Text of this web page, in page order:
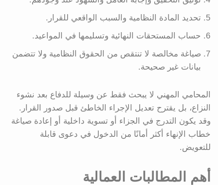
تحديد المادة النظامية والسبب الواقعي للقرار.
حساب المستحقات النهائية وتسليمها في المواعيد.
صياغة مخالصة لا تنتقص من الحقوق النظامية ولا تتضمن
بيانات غير صحيحة.
المحامي المهني لا يبحث فقط عن وسيلة للدفاع بعد نشوء
النزاع، بل يقترح تعديل الإجراء الخاطئ قبل صدور القرار.
وقد يكون التدرج في الجزاء أو تسوية داخلية أو إعادة صياغة
خطاب الإنهاء أكثر أمانًا من الدخول في دعوى قابلة
للتعويض.
أهم المطالبات العمالية